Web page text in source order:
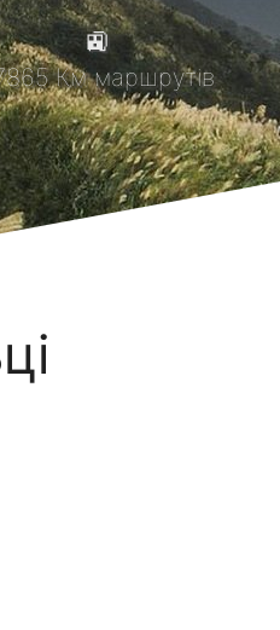
🚉
Км маршрутів